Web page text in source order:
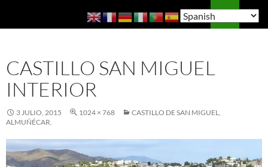
Guía de Almuñécar
CASTILLO SAN MIGUEL
INTERIOR
3 JULIO, 2015 1024 × 768
CASTILLO DE SAN MIGUEL,
ALMUÑÉCAR.